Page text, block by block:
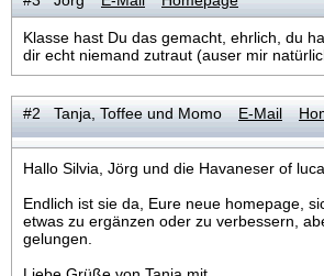
Klasse hast Du das gemacht, ehrlich, du
dir echt niemand zutraut (auser mir
#2 Tanja, Toffee und Momo E-Mail
Hallo Silvia, Jörg und die Havaneser of
Endlich ist sie da, Eure neue homepage,
etwas zu ergänzen oder zu verbessern,
gelungen.